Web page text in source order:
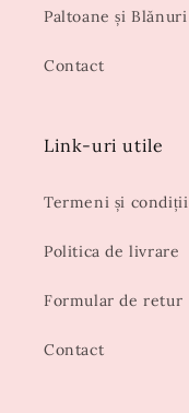
Paltoane și Blănuri
Contact
Link-uri utile
Termeni și condiții
Politica de livrare
Formular de retur
Contact